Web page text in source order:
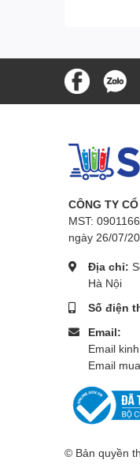
CÔNG TY
MST:
ngày 26/07/
Địa chỉ:
Hà Nội
Số điện
Email:
Email
Email
© Bản quyền